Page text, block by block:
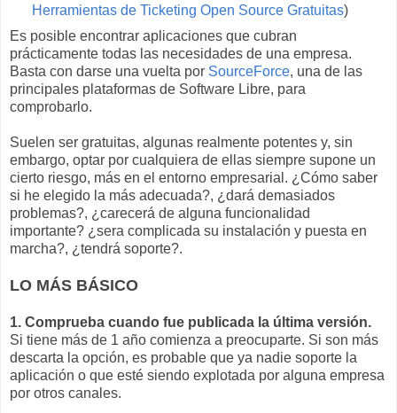
Herramientas de Ticketing Open Source Gratuitas)
Es posible encontrar aplicaciones que cubran
prácticamente todas las necesidades de una empresa.
Basta con darse una vuelta por SourceForce, una de las
principales plataformas de Software Libre, para
comprobarlo.
Suelen ser gratuitas, algunas realmente potentes y, sin
embargo, optar por cualquiera de ellas siempre supone un
cierto riesgo, más en el entorno empresarial. ¿Cómo saber
si he elegido la más adecuada?, ¿dará demasiados
problemas?, ¿carecerá de alguna funcionalidad
importante? ¿sera complicada su instalación y puesta en
marcha?, ¿tendrá soporte?.
LO MÁS BÁSICO
1. Comprueba cuando fue publicada la última versión.
Si tiene más de 1 año comienza a preocuparte. Si son más
descarta la opción, es probable que ya nadie soporte la
aplicación o que esté siendo explotada por alguna empresa
por otros canales.